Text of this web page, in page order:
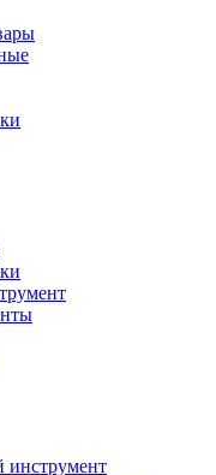
инструмент